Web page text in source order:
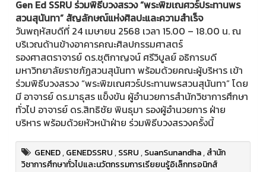
Gen Ed SSRU ร่วมพิธีบวงสรวง “พระพิฆเณศวร์ประทานพร
สวนสุนันทา” สัญลักษณ์แห่งศิลปะและความสำเร็จ
วันพฤหัสบดีที่ 24 เมษายน 2568 เวลา 15.00 – 18.00 น. ณ
บริเวณด้านข้างอาคารคณะศิลปกรรมศาสตร์
รองศาสตราจารย์ ดร.ชุติกาญจน์ ศรีวิบูลย์ อธิการบดี
มหาวิทยาลัยราชภัฏสวนสุนันทา พร้อมด้วยคณะผู้บริหาร เข้า
ร่วมพิธีบวงสรวง “พระพิฆเณศวร์ประทานพรสวนสุนันทา” โดย
มี อาจารย์ ดร.มาธุสร แข็งขัน ผู้อำนวยการสำนักวิชาการศึกษา
ทั่วไป อาจารย์ ดร.สิทธิชัย พินธุมา รองผู้อำนวยการ ฝ่าย
บริหาร พร้อมด้วยหัวหน้าฝ่าย ร่วมพิธีบวงสรวงครั้งนี้
GENED,GENEDSSRU,SSRU,SuanSunandha,สำนัก
วิชาการศึกษาทั่วไปและนวัตกรรมการเรียยนรู้อิเล็กทรอนิกส์